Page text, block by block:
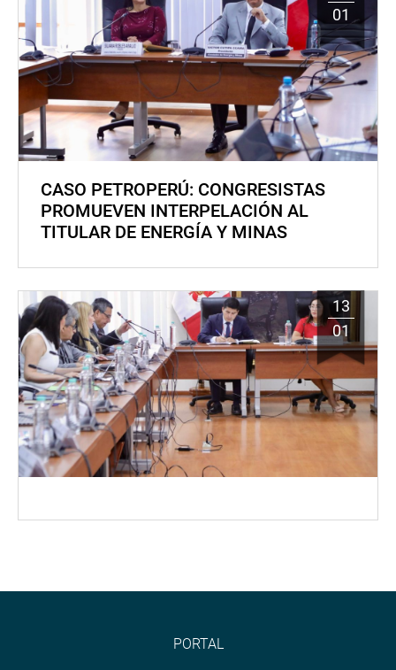
01
CASO PETROPERÚ: CONGRESISTAS
PROMUEVEN INTERPELACIÓN AL
TITULAR DE ENERGÍA Y MINAS
13
01
PORTAL